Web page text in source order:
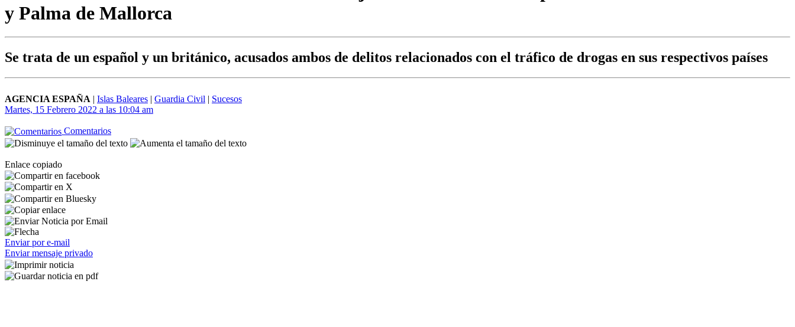
y Palma de Mallorca
Se trata de un español y un británico, acusados ambos de delitos relacionados con el tráfico de drogas en sus respectivos países
AGENCIA ESPAÑA | Islas Baleares | Guardia Civil | Sucesos
Martes, 15 Febrero 2022 a las 10:04 am
Comentarios
Enlace copiado
Enviar por e-mail
Enviar mensaje privado